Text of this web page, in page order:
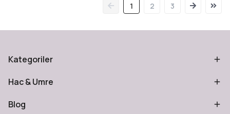
1 2 3
Kategoriler
Hac & Umre
Blog